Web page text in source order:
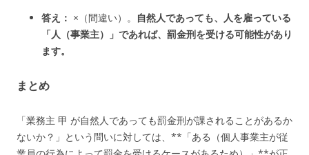
答え： ×（間違い）。 自然人であっても、人を雇っている
「人（事業主）」であれば、罰金刑を受ける可能性があり
ます。
まとめ
「業務主 甲 が自然人であっても罰金刑が課されることがあるか
ないか？」という問いに対しては、**「ある（個人事業主が従